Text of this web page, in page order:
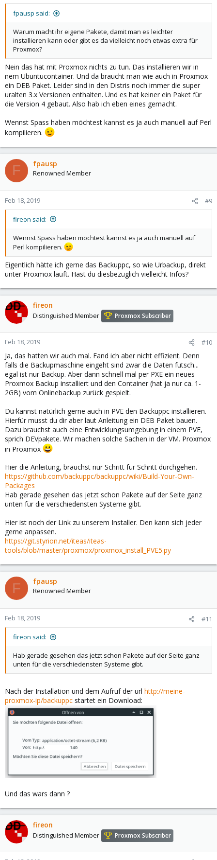
fpausp said:
Warum macht ihr eigene Pakete, damit man es leichter
installieren kann oder gibt es da vielleicht noch etwas extra für
Proxmox?
Nein das hat mit Proxmox nichts zu tun. Das installieren wir in
nem Ubuntucontainer. Und da braucht man wie auch in Proxmox
ein DEB Paket. Leider sind in den Distris noch immer die super
uralten 3.x Versionen enthalten. Und es hat keiner ein Paket für
die Version 4 gebaut. Also hab ich eben eines gemacht.
Wennst Spass haben möchtest kannst es ja auch manuell auf Perl
kompilieren.
F fpausp
Renowned Member
Feb 18, 2019 #9
fireon said:
Wennst Spass haben möchtest kannst es ja auch manuell auf
Perl kompilieren.
Eigentlich hätte ich gerne das Backuppc, so wie Urbackup, direkt
unter Proxmox läuft. Hast du diesbezüglich vielleicht Infos?
fireon
Distinguished Member Proxmox Subscriber
Feb 18, 2019 #10
Ja, das hatten wir auch mal. Fand ich aber nicht effizient. Denn
falls die Backupmaschine eingeht sind zwar die Daten futsch...
egal ist nur Backup. Aber dann schnell mal per PXE ein neues
Proxmox Backup installiert und den Container (hat ja nur ca. 1-
2GB) vom Onlinebackup zurück gespielt.
Du kannst natürlich gerne auch in PVE den Backuppc installieren.
Hierfür musst du dir aber laut Anleitung ein DEB Paket bauen.
Dazu brauchst auch eine Entwicklungsumgebung in einem PVE,
sprich DEVpakete. Wir machen solche Sachen in der VM. Proxmox
in Proxmox
Hier die Anleitung, brauchst nur Schritt für Schritt durchgehen.
https://github.com/backuppc/backuppc/wiki/Build-Your-Own-
Packages
Hab gerade gesehen das jetzt schon Pakete auf der Seite ganz
unten für die verschiedensten Systeme gibt.
Hier ist noch der Link zu unserem Installer. Den kann sich jeder
gerne anpassen.
https://git.styrion.net/iteas/iteas-
tools/blob/master/proxmox/proxmox_install_PVE5.py
F fpausp
Renowned Member
Feb 18, 2019 #11
fireon said:
Hab gerade gesehen das jetzt schon Pakete auf der Seite ganz
unten für die verschiedensten Systeme gibt.
Nach der Installation und dem Aufruf der url http://meine-
proxmox-ip/backuppc startet ein Download:
Und das wars dann ?
fireon
Distinguished Member Proxmox Subscriber